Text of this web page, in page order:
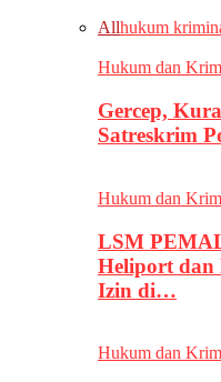
Allhukum
Hukum dan
Gercep,
Satreskrim
Hukum dan
LSM
Heliport dan
Izin di…
Hukum dan